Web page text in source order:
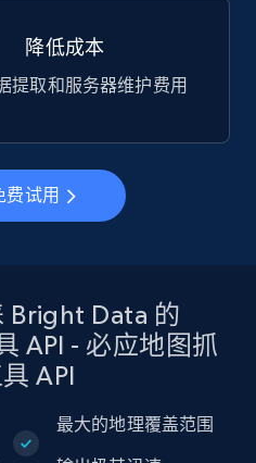
降低成本
提取和服务器维护费用
费试用
Bright Data 的
API - 必应地图抓
API
最大的地理覆盖范围